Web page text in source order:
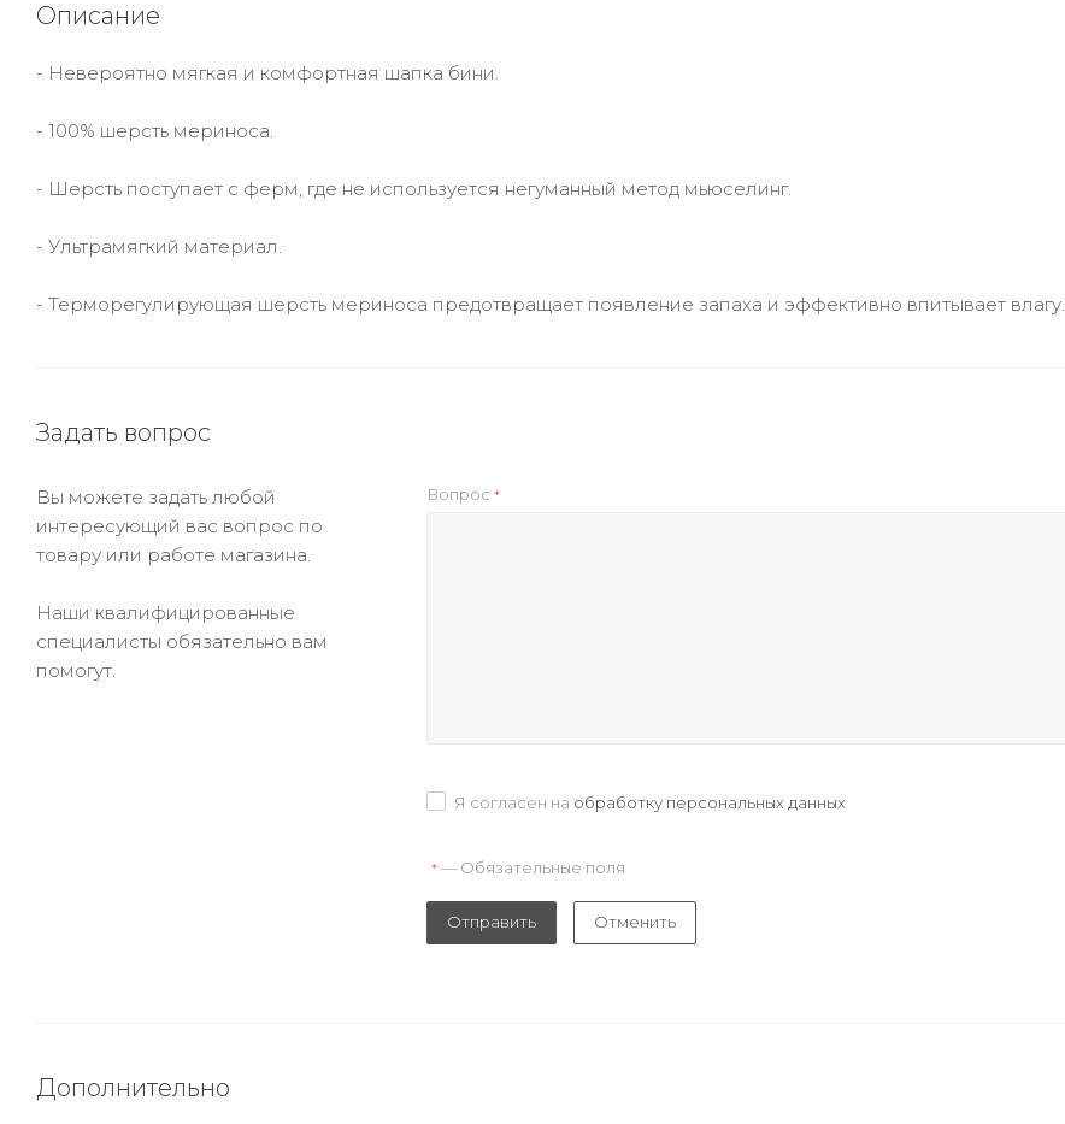
Описание
- Невероятно мягкая и комфортная шапка бини.
- 100% шерсть мериноса.
- Шерсть поступает с ферм, где не используется негуманный метод мьюселинг.
- Ультрамягкий материал.
- Терморегулирующая шерсть мериноса предотвращает появление запаха и эффективно впитывает влагу.
Задать вопрос
Вы можете задать любой
интересующий вас вопрос по
товару или работе магазина.
Наши квалифицированные
специалисты обязательно вам
помогут.
Вопрос *
Я согласен на обработку персональных данных
*— Обязательные поля
Отправить Отменить
Дополнительно